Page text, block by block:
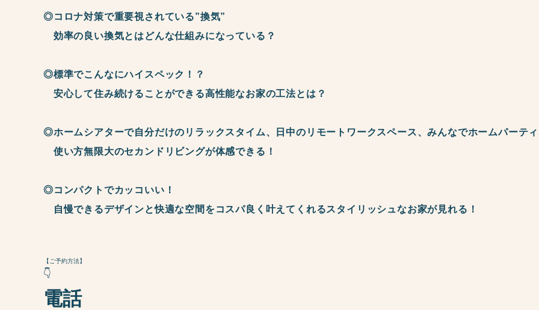
◎コロナ対策で重要視されている”換気”
効率の良い換気とはどんな仕組みになっている？
◎標準でこんなにハイスペック！？
安心して住み続けることができる高性能なお家の工法とは？
◎ホームシアターで自分だけのリラックスタイム、日中のリモートワークスペース、みんなでホームパーテ
使い方無限大のセカンドリビングが体感できる！
◎コンパクトでカッコいい！
自慢できるデザインと快適な空間をコスパ良く叶えてくれるスタイリッシュなお家が見れる！
【ご予約方法】
👇
電話